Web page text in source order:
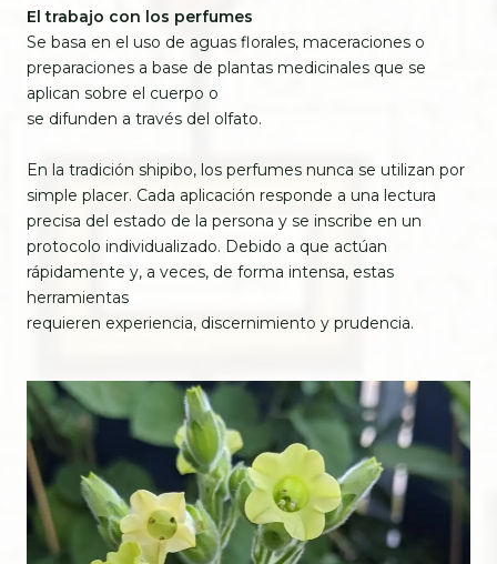
El trabajo con los perfumes
Se basa en el uso de aguas florales, maceraciones o
preparaciones a base de plantas medicinales que se
aplican sobre el cuerpo o
se difunden a través del olfato.
En la tradición shipibo, los perfumes nunca se utilizan por
simple placer. Cada aplicación responde a una lectura
precisa del estado de la persona y se inscribe en un
protocolo individualizado. Debido a que actúan
rápidamente y, a veces, de forma intensa, estas
herramientas
requieren experiencia, discernimiento y prudencia.